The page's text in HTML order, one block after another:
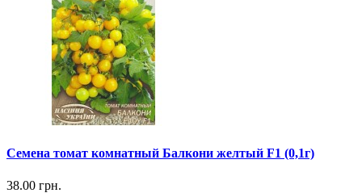
Семена томат комнатный Балкони желтый F1 (0,1г)
38.00 грн.